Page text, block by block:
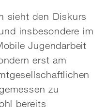
sieht den Diskurs
insbesondere im
Jugendarbeit
erst am
zu
bereits